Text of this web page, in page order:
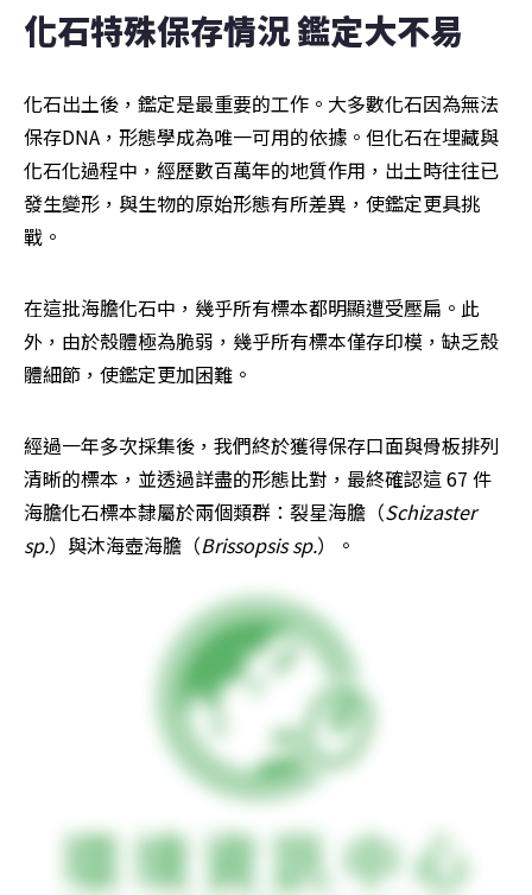
化石特殊保存情況 鑑定大不易
化石出土後，鑑定是最重要的工作。大多數化石因為無法
保存DNA，形態學成為唯一可用的依據。但化石在埋藏與
化石化過程中，經歷數百萬年的地質作用，出土時往往已
發生變形，與生物的原始形態有所差異，使鑑定更具挑
戰。
在這批海膽化石中，幾乎所有標本都明顯遭受壓扁。此
外，由於殼體極為脆弱，幾乎所有標本僅存印模，缺乏殼
體細節，使鑑定更加困難。
經過一年多次採集後，我們終於獲得保存口面與骨板排列
清晰的標本，並透過詳盡的形態比對，最終確認這 67 件
海膽化石標本隸屬於兩個類群：裂星海膽（Schizaster
sp.）與沐海壺海膽（Brissopsis sp.）。